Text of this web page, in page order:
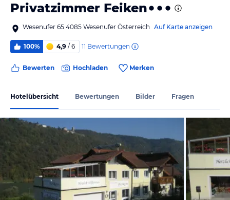
Privatzimmer Feiken
Wesenufer 65 4085 Wesenufer Österreich Auf Karte anzeigen
100% 4,9 / 6 11 Bewertungen
Bewerten Hochladen Merken
Hotelübersicht Bewertungen Bilder Fragen